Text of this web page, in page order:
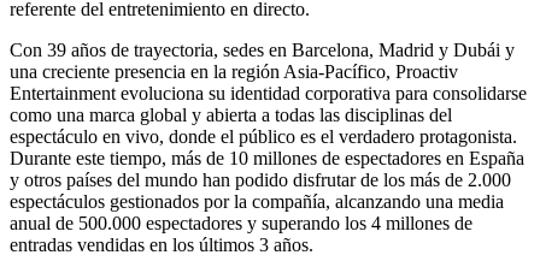
referente del entretenimiento en directo.
Con 39 años de trayectoria, sedes en Barcelona, Madrid y Dubái y
una creciente presencia en la región Asia-Pacífico, Proactiv
Entertainment evoluciona su identidad corporativa para consolidarse
como una marca global y abierta a todas las disciplinas del
espectáculo en vivo, donde el público es el verdadero protagonista.
Durante este tiempo, más de 10 millones de espectadores en España
y otros países del mundo han podido disfrutar de los más de 2.000
espectáculos gestionados por la compañía, alcanzando una media
anual de 500.000 espectadores y superando los 4 millones de
entradas vendidas en los últimos 3 años.